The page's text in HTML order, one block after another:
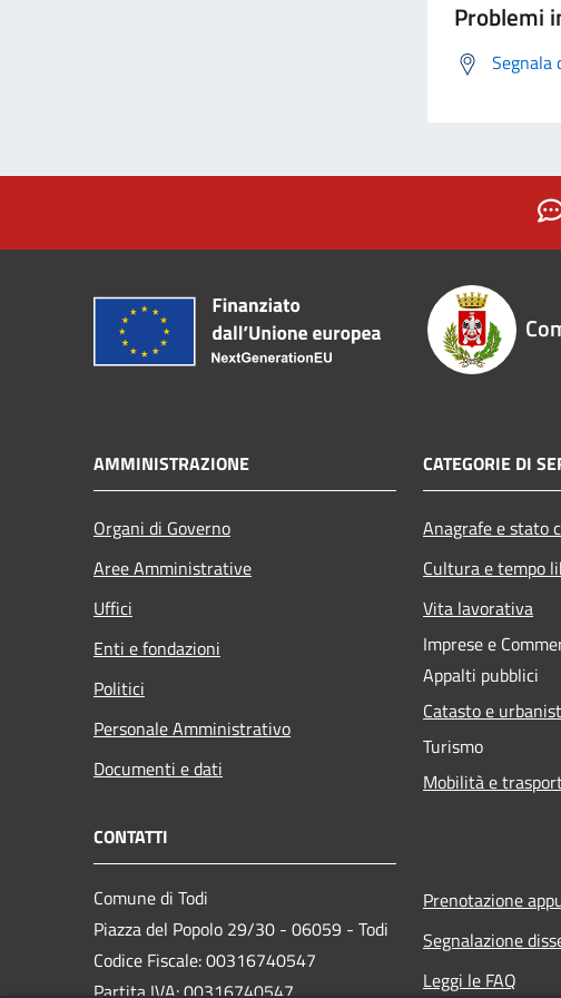
Problemi
Segnala
AMMINISTRAZIONE
Organi di Governo
Aree Amministrative
Uffici
Enti e fondazioni
Politici
Personale Amministrativo
Documenti e dati
CATEGORIE DI
Anagrafe e stato
Cultura e tempo
Vita lavorativa
Imprese e
Appalti pubblici
Catasto e
Turismo
Mobilità e
CONTATTI
Comune di Todi
Piazza del Popolo 29/30 - 06059 - Todi
Codice Fiscale: 00316740547
Partita IVA: 00316740547
Prenotazione
Segnalazione
Leggi le FAQ